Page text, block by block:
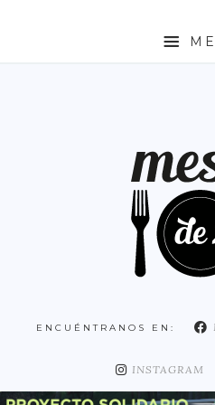
COMUNIDAD DE MADRID
DISTRITO ARGANZUELA
DISTRITO CHAMARTÍN
ENCUÉNTRANOS EN:
INSTAGRAM